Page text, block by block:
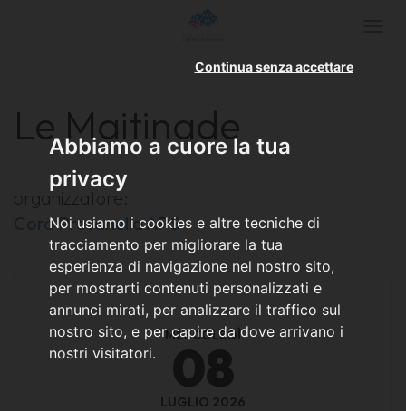
Abbiamo a cuore la tua
privacy
Noi usiamo i cookies e altre tecniche di
tracciamento per migliorare la tua
esperienza di navigazione nel nostro sito,
per mostrarti contenuti personalizzati e
annunci mirati, per analizzare il traffico sul
nostro sito, e per capire da dove arrivano i
nostri visitatori.
Continua senza accettare
Le Maitinade
organizzatore:
Coro Presanella APS
MERCOLEDÌ
08
LUGLIO 2026